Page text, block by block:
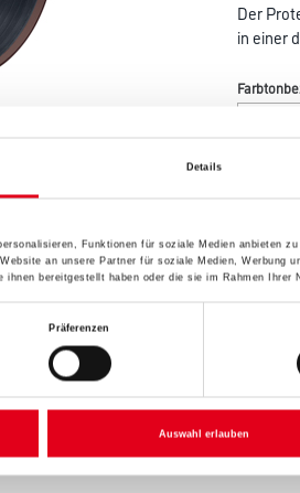
Details
Funktionen für soziale Medien anbieten
an unsere Partner für soziale Medien, Werbung
bereitgestellt haben oder die sie im Rahmen Ihrer
Präferenzen
Auswahl erlauben
Der
in einer
Gebinde